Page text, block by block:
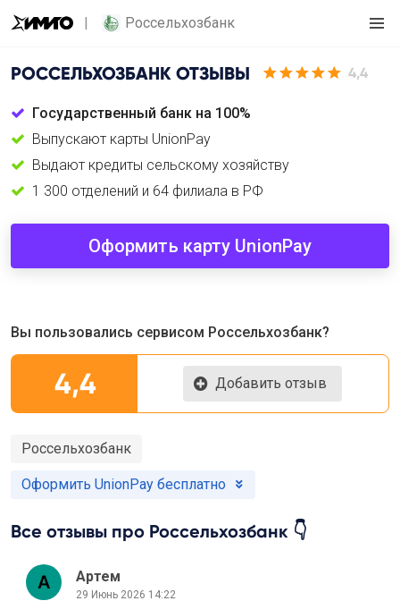
Россельхозбанк
РОССЕЛЬХОЗБАНК ОТЗЫВЫ 4,4
Государственный банк на 100%
Выпускают карты UnionPay
Выдают кредиты сельскому хозяйству
1 300 отделений и 64 филиала в РФ
Оформить карту UnionPay
Вы пользовались сервисом Россельхозбанк?
4,4 Добавить отзыв
Россельхозбанк
Оформить UnionPay бесплатно
Все отзывы про Россельхозбанк 👇
Артем
29 Июнь 2026 14:22